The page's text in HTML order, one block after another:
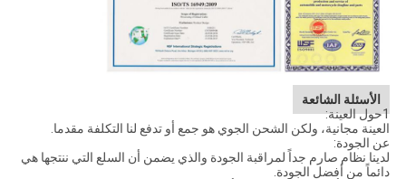
الأسئلة الشائعة
1حول العينة:
العينة مجانية، ولكن الشحن الجوي هو جمع أو تدفع لنا التكلفة مقدما.
عن الجودة:
لدينا نظام صارم جداً لمراقبة الجودة والذي يضمن أن السلع التي ننتجها هي
دائماً من أفضل الجودة.